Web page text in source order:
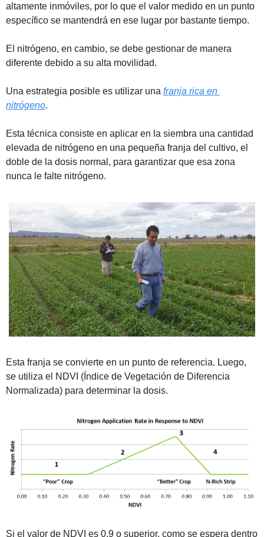
altamente inmóviles, por lo que el valor medido en un punto
específico se mantendrá en ese lugar por bastante tiempo.
El nitrógeno, en cambio, se debe gestionar de manera
diferente debido a su alta movilidad.
Una estrategia posible es utilizar una franja rica en
nitrógeno.
Esta técnica consiste en aplicar en la siembra una cantidad
elevada de nitrógeno en una pequeña franja del cultivo, el
doble de la dosis normal, para garantizar que esa zona
nunca le falte nitrógeno.
Esta franja se convierte en un punto de referencia. Luego,
se utiliza el NDVI (Índice de Vegetación de Diferencia
Normalizada) para determinar la dosis.
Si el valor de NDVI es 0.9 o superior, como se espera dentro